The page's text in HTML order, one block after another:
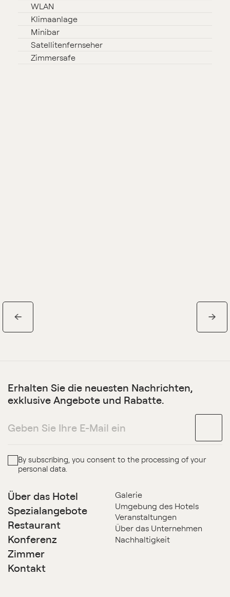
WLAN⁠⁠⁠⁠⁠⁠⁠⁠⁠⁠⁠⁠
Klimaanlage
Minibar
Satellitenfernseher
Zimmersafe
Über das Hotel
Spezialangebote
Restaurant
Konferenz
Zimmer
Kontakt
Galerie
Umgebung des Hotels
Veranstaltungen
Über das Unternehmen
Nachhaltigkeit
Erhalten Sie die neuesten Nachrichten,
exklusive Angebote und Rabatte.
By subscribing, you consent to the processing of your
personal data.